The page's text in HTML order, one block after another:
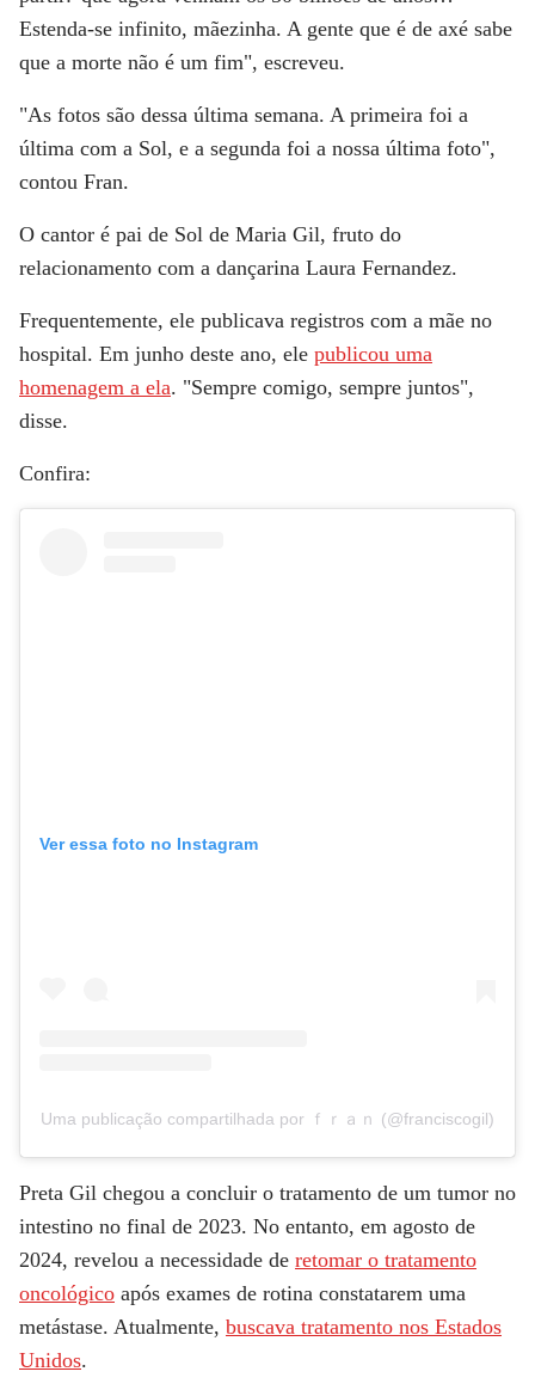
Estenda-se infinito, mãezinha. A gente que é de axé sabe
que a morte não é um fim", escreveu.
"As fotos são dessa última semana. A primeira foi a
última com a Sol, e a segunda foi a nossa última foto",
contou Fran.
O cantor é pai de Sol de Maria Gil, fruto do
relacionamento com a dançarina Laura Fernandez.
Frequentemente, ele publicava registros com a mãe no
hospital. Em junho deste ano, ele publicou uma
homenagem a ela. "Sempre comigo, sempre juntos",
disse.
Confira:
Ver essa foto no Instagram
Uma publicação compartilhada por ｆｒａｎ (@franciscogil)
Preta Gil chegou a concluir o tratamento de um tumor no
intestino no final de 2023. No entanto, em agosto de
2024, revelou a necessidade de retomar o tratamento
oncológico após exames de rotina constatarem uma
metástase. Atualmente, buscava tratamento nos Estados
Unidos.